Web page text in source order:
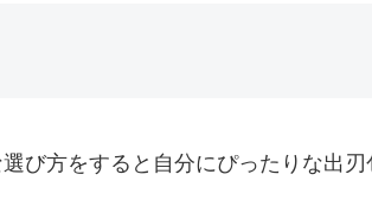
び方をすると自分にぴったりな出